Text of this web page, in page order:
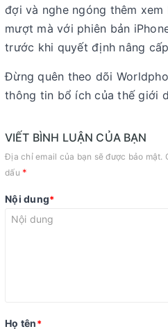
đợi và nghe ngóng thêm
mượt mà với phiên bản
trước khi quyết định nâng
Đừng quên theo dõi
thông tin bổ ích của thế giới
VIẾT BÌNH LUẬN CỦA BẠN
Địa chỉ email của bạn sẽ được bảo mật.
dấu *
Nội dung*
Họ tên*